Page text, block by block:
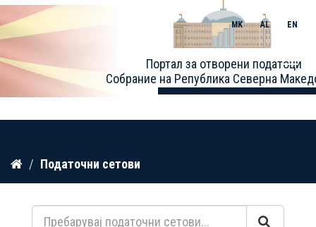
Прескокнете
содржина
Портал за отворени податоци
Собрание на Република Северна
MK AL EN
Toggle
Податочни сетови